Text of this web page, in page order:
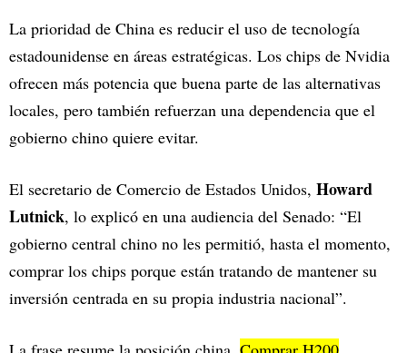
La prioridad de China es reducir el uso de tecnología
estadounidense en áreas estratégicas. Los chips de Nvidia
ofrecen más potencia que buena parte de las alternativas
locales, pero también refuerzan una dependencia que el
gobierno chino quiere evitar.
El secretario de Comercio de Estados Unidos, Howard
Lutnick, lo explicó en una audiencia del Senado: “El
gobierno central chino no les permitió, hasta el momento,
comprar los chips porque están tratando de mantener su
inversión centrada en su propia industria nacional”.